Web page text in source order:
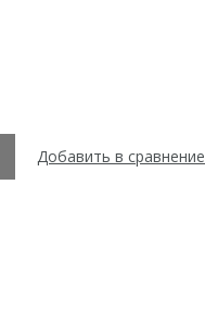
Добавить в сравнение